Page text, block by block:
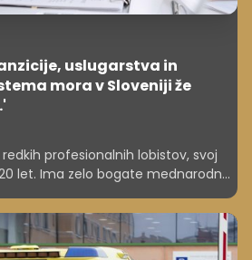
uslugarstva in
mora v Sloveniji že
profesionalnih lobistov, svoj
let. Ima zelo bogate mednarodne
in svoje znanje zdaj deli tudi
bo zakonito lobiranje
pred predsedovanjem Slovenije